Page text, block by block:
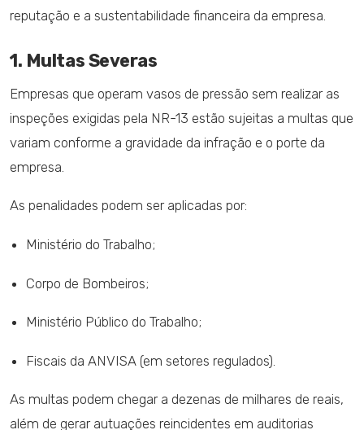
reputação e a sustentabilidade financeira da empresa.
1. Multas Severas
Empresas que operam vasos de pressão sem realizar as
inspeções exigidas pela NR-13 estão sujeitas a multas que
variam conforme a gravidade da infração e o porte da
empresa.
As penalidades podem ser aplicadas por:
Ministério do Trabalho;
Corpo de Bombeiros;
Ministério Público do Trabalho;
Fiscais da ANVISA (em setores regulados).
As multas podem chegar a dezenas de milhares de reais,
além de gerar autuações reincidentes em auditorias